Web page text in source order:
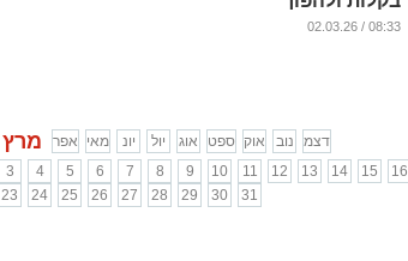
לנהגים בטוחים
08:33 / 02.03.26
מרץ אפר מאי יונ יול אוג ספט אוק נוב
דצמ
3 4 5 6 7 8 9 10 11 12 13 14 15 16
23 24 25 26 27 28 29 30 31